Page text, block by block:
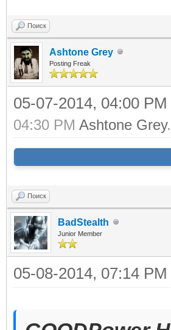
Поиск
Ashtone Grey
Posting Freak
05-07-2014, 04:00 PM
04:30 PM Ashtone Grey
Поиск
BadStealth
Junior Member
05-08-2014, 07:14 PM